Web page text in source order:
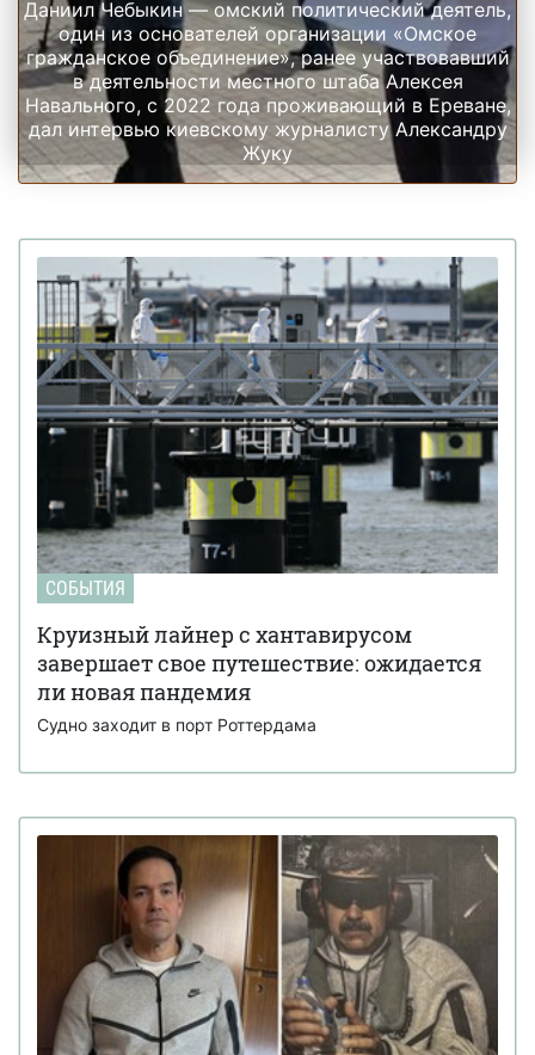
Даниил Чебыкин — омский политический деятель,
один из основателей организации «Омское
гражданское объединение», ранее участвовавший
в деятельности местного штаба Алексея
Навального, с 2022 года проживающий в Ереване,
дал интервью киевскому журналисту Александру
Жуку
СОБЫТИЯ
Круизный лайнер с хантавирусом
завершает свое путешествие: ожидается
ли новая пандемия
Судно заходит в порт Роттердама